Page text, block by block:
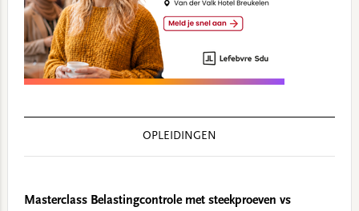
OPLEIDINGEN
Masterclass Belastingcontrole met steekproeven vs